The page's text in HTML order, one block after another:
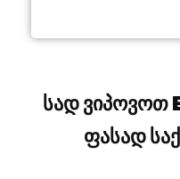
სად ვიპოვოთ
ფასად